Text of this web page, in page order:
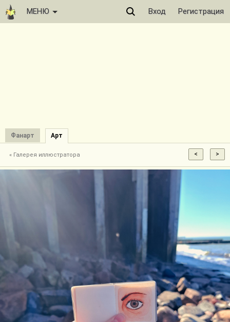
МЕНЮ Вход Регистрация
Фанарт Арт
« Галерея иллюстратора